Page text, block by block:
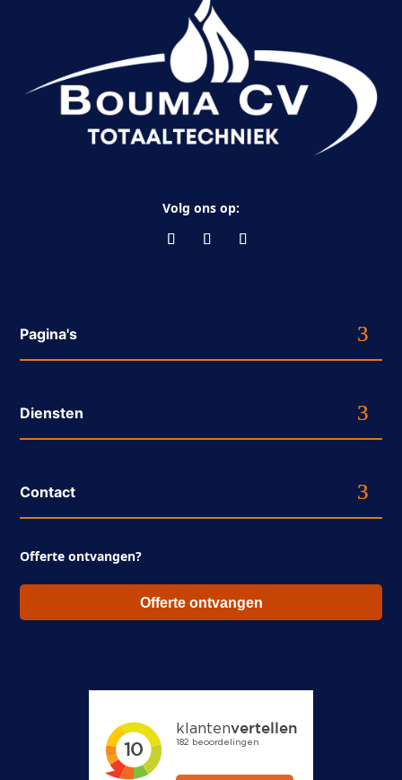
Volg ons op:
Pagina's
Diensten
Contact
Offerte ontvangen?
Offerte ontvangen